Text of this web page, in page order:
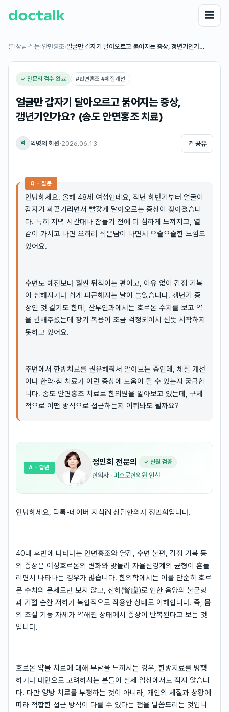
☰
홈›상담·질문›안면홍조›얼굴만 갑자기 달아오르고 붉어지는 증상, 갱년기인가…
✓ 전문의 검수 완료 #안면홍조 #체질개선
얼굴만 갑자기 달아오르고 붉어지는 증상,
갱년기인가요? (송도 안면홍조 치료)
익 익명의 회원·2026.06.13 ↗ 공유
Q · 질문
안녕하세요. 올해 48세 여성인데요, 작년 하반기부터 얼굴이
갑자기 화끈거리면서 빨갛게 달아오르는 증상이 잦아졌습니
다. 특히 저녁 시간대나 잠들기 전에 더 심하게 느껴지고, 열
감이 가시고 나면 오히려 식은땀이 나면서 으슬으슬한 느낌도
있어요.
수면도 예전보다 훨씬 뒤척이는 편이고, 이유 없이 감정 기복
이 심해지거나 쉽게 피곤해지는 날이 늘었습니다. 갱년기 증
상인 것 같기도 한데, 산부인과에서는 호르몬 수치를 보고 약
을 권해주셨는데 장기 복용이 조금 걱정되어서 선뜻 시작하지
못하고 있어요.
주변에서 한방치료를 권유해줘서 알아보는 중인데, 체질 개선
이나 한약·침 치료가 이런 증상에 도움이 될 수 있는지 궁금합
니다. 송도 안면홍조 치료로 한의원을 알아보고 있는데, 구체
적으로 어떤 방식으로 접근하는지 여쭤봐도 될까요?
정민희 전문의 ✓ 신원 검증
한의사 · 미소로한의원 인천
A · 답변
안녕하세요, 닥톡-네이버 지식iN 상담한의사 정민희입니다.
40대 후반에 나타나는 안면홍조와 열감, 수면 불편, 감정 기복 등
의 증상은 여성호르몬의 변화와 맞물려 자율신경계의 균형이 흔들
리면서 나타나는 경우가 많습니다. 한의학에서는 이를 단순히 호르
몬 수치의 문제로만 보지 않고, 신허(腎虛)로 인한 음양의 불균형
과 기혈 순환 저하가 복합적으로 작용한 상태로 이해합니다. 즉, 몸
의 조절 기능 자체가 약해진 상태에서 증상이 반복된다고 보는 것
입니다.
호르몬 약물 치료에 대해 부담을 느끼시는 경우, 한방치료를 병행
하거나 대안으로 고려하시는 분들이 실제 임상에서도 적지 않습니
다. 다만 양방 치료를 부정하는 것이 아니라, 개인의 체질과 상황에
따라 적합한 접근 방식이 다를 수 있다는 점을 말씀드리는 것입니